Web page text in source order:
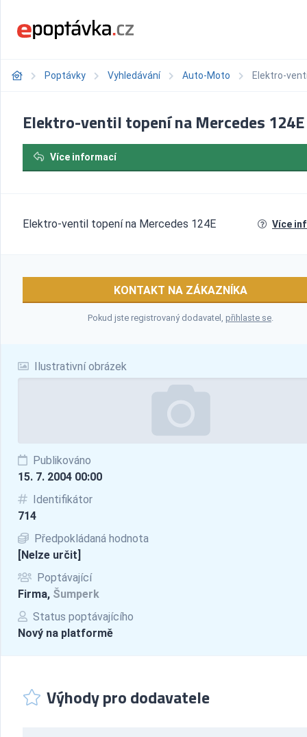
Poptávky Vyhledávání Auto-Moto Elektro-
Ilustrativní obrázek
Publikováno
15. 7. 2004 00:00
Identifikátor
714
Předpokládaná hodnota
[Nelze určit]
Poptávající
Firma, Šumperk
Status poptávajícího
Nový na platformě
Elektro-ventil topení na Mercedes 124E
Více informací
Elektro-ventil topení na Mercedes 124E Více
KONTAKT NA ZÁKAZNÍKA
Pokud jste registrovaný dodavatel, přihlaste se.
Výhody pro dodavatele